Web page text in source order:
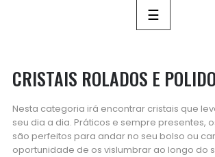
Toggle
navigation
☰
CRISTAIS ROLADOS E
Nesta categoria irá encontrar cristais que
seu dia a dia. Práticos e sempre presentes,
são perfeitos para andar no seu bolso ou
oportunidade de os vislumbrar ao longo do